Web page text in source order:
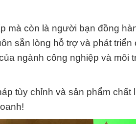
mà còn là người bạn đồng
sẵn lòng hỗ trợ và phát triển
ngành công nghiệp và môi
tùy chỉnh và sản phẩm chất